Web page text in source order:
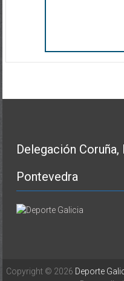
Delegación Coruña,
Pontevedra
Copyright © 2026 Deporte